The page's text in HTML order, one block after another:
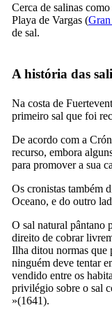
Cerca de salinas
Playa de Vargas (
de sal.
A história das
Na costa de
primeiro sal que foi
De acordo com a
recurso, embora
para promover a sua
Os cronistas também
Oceano, e do outro
O sal natural pântano
direito de cobrar
Ilha ditou normas que
ninguém deve tentar
vendido entre os
privilégio sobre o sal
»(1641).